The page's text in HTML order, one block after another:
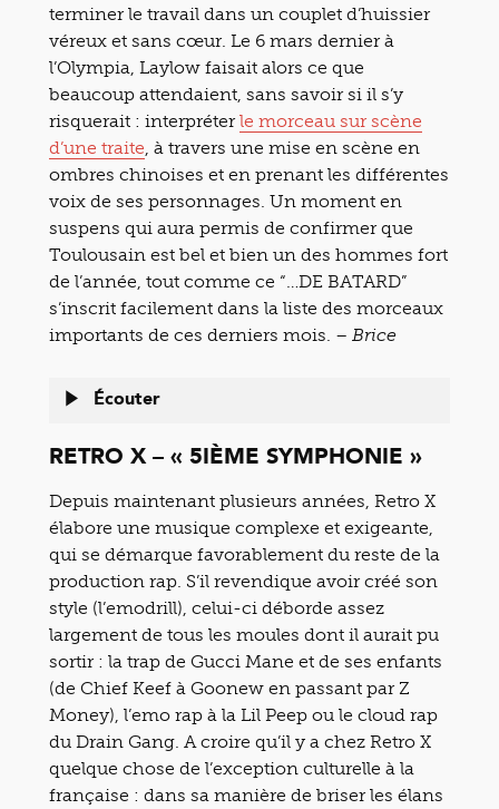
terminer le travail dans un couplet d’huissier
véreux et sans cœur. Le 6 mars dernier à
l’Olympia, Laylow faisait alors ce que
beaucoup attendaient, sans savoir si il s’y
risquerait : interpréterle morceau sur scène
d’une traite , à travers une mise en scène en
ombres chinoises et en prenant les différentes
voix de ses personnages. Un moment en
suspens qui aura permis de confirmer que
Toulousain est bel et bien un des hommes fort
de l’année, tout comme ce “…DE BATARD”
s’inscrit facilement dans la liste des morceaux
importants de ces derniers mois. – Brice
Écouter
RETRO X – « 5IÈME SYMPHONIE »
Depuis maintenant plusieurs années, Retro X
élabore une musique complexe et exigeante,
qui se démarque favorablement du reste de la
production rap. S’il revendique avoir créé son
style (l’emodrill), celui-ci déborde assez
largement de tous les moules dont il aurait pu
sortir : la trap de Gucci Mane et de ses enfants
(de Chief Keef à Goonew en passant par Z
Money), l’emo rap à la Lil Peep ou le cloud rap
du Drain Gang. A croire qu’il y a chez Retro X
quelque chose de l’exception culturelle à la
française : dans sa manière de briser les élans